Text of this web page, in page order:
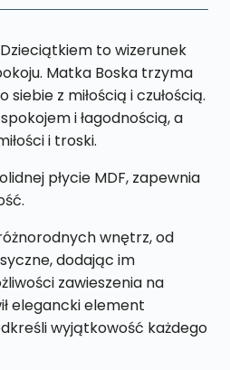
to wizerunek
Matka Boska trzyma
z miłością i czułością.
i łagodnością, a
i troski.
płycie MDF, zapewnia
wnętrz, od
dodając im
zawieszenia na
elegancki element
wyjątkowość każdego